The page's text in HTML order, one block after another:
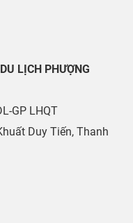
LỊCH PHƯỢNG
GP LHQT
Duy Tiến, Thanh